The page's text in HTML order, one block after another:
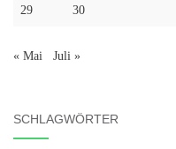
29 30
« Mai Juli »
SCHLAGWÖRTER